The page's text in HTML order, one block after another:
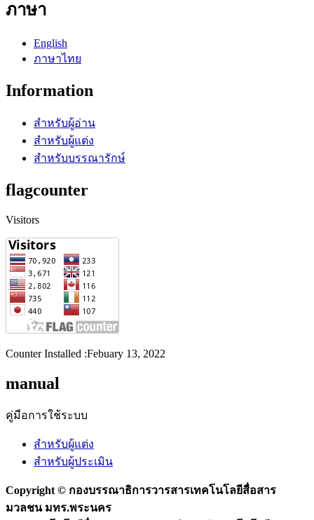
ภาษา
English
ภาษาไทย
Information
สำหรับผู้อ่าน
สำหรับผู้แต่ง
สำหรับบรรณารักษ์
flagcounter
Visitors
Counter Installed :Febuary 13, 2022
manual
คู่มือการใช้ระบบ
สำหรับผู้แต่ง
สำหรับผู้ประเมิน
Copyright © กองบรรณาธิการวารสารเทคโนโลยีสื่อสาร
มวลชน มทร.พระนคร